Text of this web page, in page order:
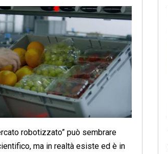
robotizzato” può sembrare
ma in realtà esiste ed è in